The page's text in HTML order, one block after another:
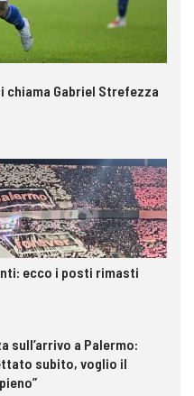
chiama Gabriel Strefezza
ecco i posti rimasti
sull’arrivo a Palermo:
subito, voglio il